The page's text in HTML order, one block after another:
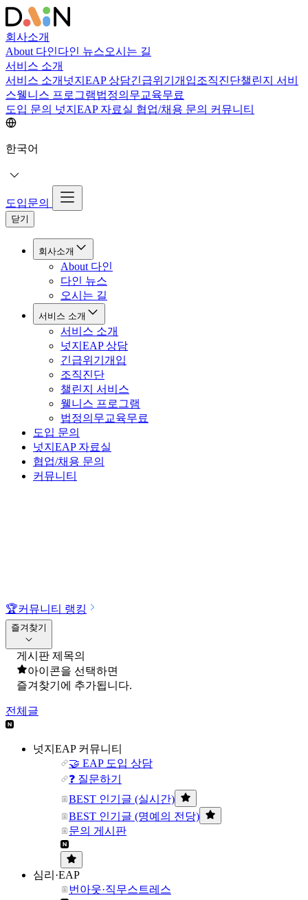
회사소개
About 다인다인 뉴스오시는 길
서비스 소개
서비스 소개 넛지EAP 상담긴급위기개입조직진단챌린지 서비
스웰니스 프로그램법정의무교육무료
도입 문의 넛지EAP 자료실 협업/채용 문의 커뮤니티
한국어
도입문의
닫기
회사소개
About 다인
다인 뉴스
오시는 길
서비스 소개
서비스 소개
넛지EAP 상담
긴급위기개입
조직진단
챌린지 서비스
웰니스 프로그램
법정의무교육무료
도입 문의
넛지EAP 자료실
협업/채용 문의
커뮤니티
🏆커뮤니티 랭킹
즐겨찾기
게시판 제목의
아이콘을 선택하면
즐겨찾기에 추가됩니다.
전체글
넛지EAP 커뮤니티
🤝 EAP 도입 상담
❓ 질문하기
BEST 인기글 (실시간)
BEST 인기글 (명예의 전당)
문의 게시판
심리·EAP
번아웃·직무스트레스